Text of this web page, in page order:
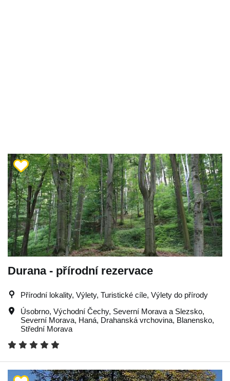
Durana - přírodní rezervace
Přírodní lokality, Výlety, Turistické cíle, Výlety do přírody
Úsobrno, Východní Čechy, Severní Morava a Slezsko,
Severní Morava, Haná, Drahanská vrchovina, Blanensko,
Střední Morava